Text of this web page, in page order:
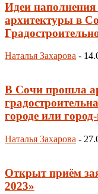
Идеи
архитектуры в
Наталья Захарова -
В Сочи прошла
городе или
Наталья Захарова -
Открыт приём
2023»